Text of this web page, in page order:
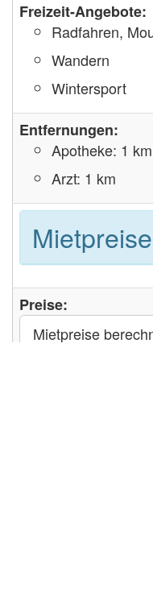
Freizeit-Angebote:
Radfahren,
Wandern
Wintersport
Entfernungen:
Apotheke: 1 km
Arzt: 1 km
Mietpreise
Preise:
Mietpreise